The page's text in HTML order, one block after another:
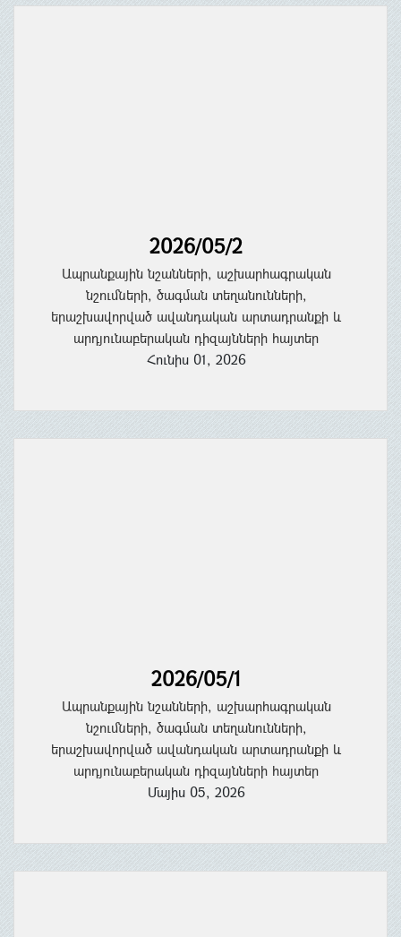
2026/05/2
Ապրանքային նշանների, աշխարհագրական
նշումների, ծագման տեղանունների,
երաշխավորված ավանդական արտադրանքի և
արդյունաբերական դիզայնների հայտեր
Հունիս 01, 2026
2026/05/1
Ապրանքային նշանների, աշխարհագրական
նշումների, ծագման տեղանունների,
երաշխավորված ավանդական արտադրանքի և
արդյունաբերական դիզայնների հայտեր
Մայիս 05, 2026